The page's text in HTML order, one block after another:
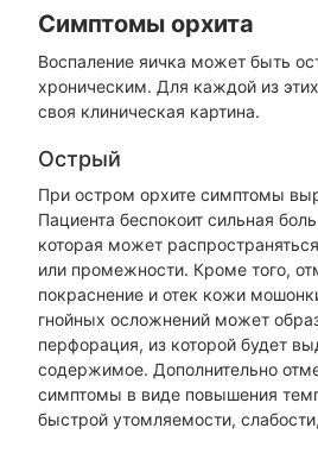
Симптомы орхита
Воспаление яичка может быть
хроническим. Для каждой из
своя клиническая картина.
Острый
При остром орхите симптомы
Пациента беспокоит сильная
которая может
или промежности. Кроме того,
покраснение и отек кожи
гнойных осложнений может
перфорация, из которой будет
содержимое. Дополнительно
симптомы в виде повышения
быстрой утомляемости,